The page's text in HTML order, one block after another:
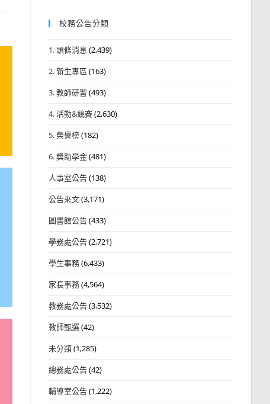
校務公告分類
1. 頭條消息 (2,439)
2. 新生專區 (163)
3. 教師研習 (493)
4. 活動&競賽(2,630)
5. 榮譽榜(182)
6. 獎助學金(481)
人事室公告(138)
公告來文(3,171)
圖書館公告(433)
學務處公告(2,721)
學生事務(6,433)
家長事務(4,564)
教務處公告(3,532)
教師甄選(42)
未分類(1,285)
總務處公告(42)
輔導室公告(1,222)